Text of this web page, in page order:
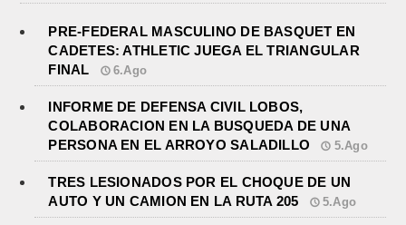
PRE-FEDERAL MASCULINO DE BASQUET EN
CADETES: ATHLETIC JUEGA EL TRIANGULAR
FINAL
6.Ago
INFORME DE DEFENSA CIVIL LOBOS,
COLABORACION EN LA BUSQUEDA DE UNA
PERSONA EN EL ARROYO SALADILLO
5.Ago
TRES LESIONADOS POR EL CHOQUE DE UN
AUTO Y UN CAMION EN LA RUTA 205
5.Ago